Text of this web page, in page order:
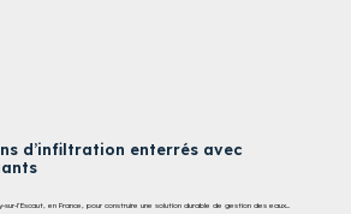
d’infiltration enterrés avec
l’Escaut, en France, pour construire une solution durable de gestion des eaux...